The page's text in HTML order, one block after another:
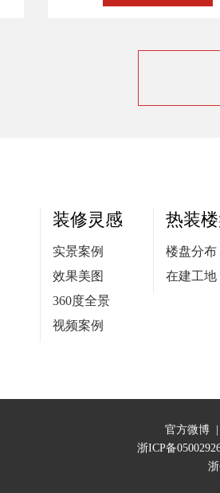
装修灵感
实景案例
效果美图
360度全景
视频案例
热装
楼盘分布
在建工地
官方微博
浙ICP备